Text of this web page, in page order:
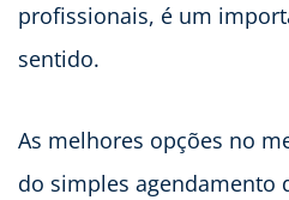
profissionais, é um
sentido.
As melhores opções no
do simples agendamento